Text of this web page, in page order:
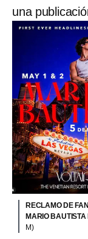
una
RECLAMO DE
MARIO
M)